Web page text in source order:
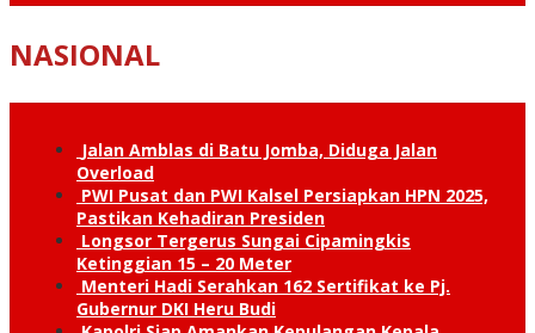
NASIONAL
Jalan Amblas di Batu Jomba, Diduga Jalan
Overload
PWI Pusat dan PWI Kalsel Persiapkan HPN 2025,
Pastikan Kehadiran Presiden
Longsor Tergerus Sungai Cipamingkis
Ketinggian 15 – 20 Meter
Menteri Hadi Serahkan 162 Sertifikat ke Pj.
Gubernur DKI Heru Budi